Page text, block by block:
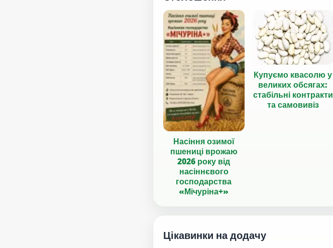
Насіння озимої
пшениці врожаю
2026 року від
насіннєвого
господарства
«Мічуріна+»
Купуємо квасолю у
великих обсягах:
стабільні контракти
та самовивіз
Цікавинки на додачу